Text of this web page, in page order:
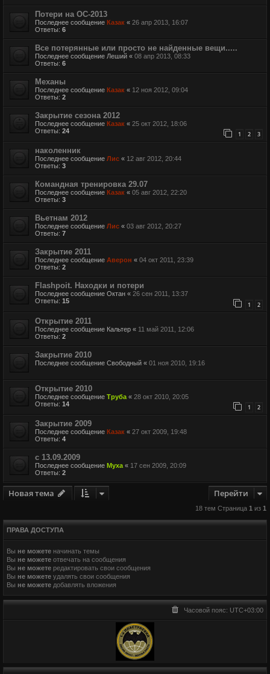
Потери на ОС-2013
Последнее сообщение Казак « 26 апр 2013, 16:07
Ответы: 6
Все потерянные или просто не найденные вещи.....
Последнее сообщение Леший « 08 апр 2013, 08:33
Ответы: 6
Механы
Последнее сообщение Казак « 12 ноя 2012, 09:04
Ответы: 2
Закрытие сезона 2012
Последнее сообщение Казак « 25 окт 2012, 18:06
Ответы: 24 1 2 3
наколенник
Последнее сообщение Лис « 12 авг 2012, 20:44
Ответы: 3
Командная тренировка 29.07
Последнее сообщение Казак « 05 авг 2012, 22:20
Ответы: 3
Вьетнам 2012
Последнее сообщение Лис « 03 авг 2012, 20:27
Ответы: 7
Закрытие 2011
Последнее сообщение Аверон « 04 окт 2011, 23:39
Ответы: 2
Flashpoit. Находки и потери
Последнее сообщение Октан « 26 сен 2011, 13:37
Ответы: 15 1 2
Открытие 2011
Последнее сообщение Кальтер « 11 май 2011, 12:06
Ответы: 2
Закрытие 2010
Последнее сообщение Свободный « 01 ноя 2010, 19:16
Открытие 2010
Последнее сообщение Труба « 28 окт 2010, 20:05
Ответы: 14 1 2
Закрытие 2009
Последнее сообщение Казак « 27 окт 2009, 19:48
Ответы: 4
с 13.09.2009
Последнее сообщение Муха« 17 сен 2009, 20:09
Ответы: 2
Новая тема Перейти
18 тем Страница 1 из 1
ПРАВА ДОСТУПА
Вы не можете начинать темы
Вы не можете отвечать на сообщения
Вы не можете редактировать свои сообщения
Вы не можете удалять свои сообщения
Вы не можете добавлять вложения
Часовой пояс: UTC+03:00